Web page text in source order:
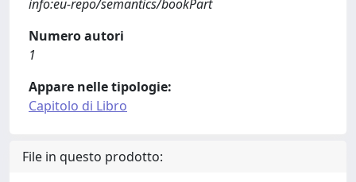
info:eu-repo/semantics/bookPart
Numero autori
1
Appare nelle tipologie:
Capitolo di Libro
File in questo prodotto: